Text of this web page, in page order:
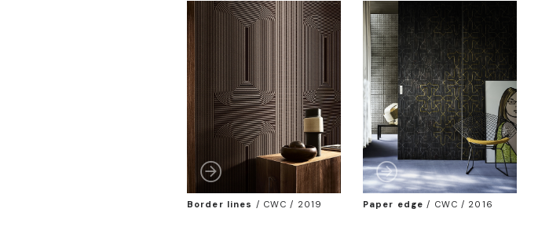
Border lines / CWC / 2019 Paper edge / CWC / 2016